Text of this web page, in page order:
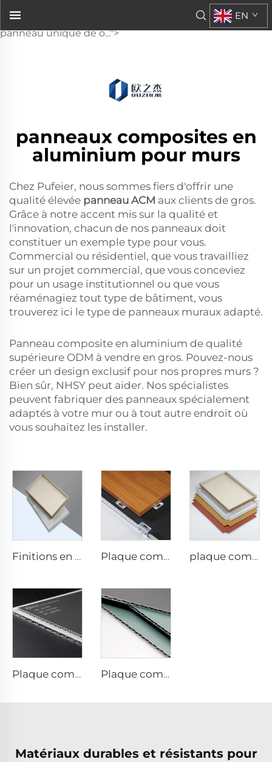
panneau acm pour les clients de gros. Avec notre
accent mis sur la qualité et l'innovation, chaque
panneau unique de o...">
EN
panneaux composites en
aluminium pour murs
Chez Pufeier, nous sommes fiers d'offrir une
qualité élevée panneau ACM aux clients de gros.
Grâce à notre accent mis sur la qualité et
l'innovation, chacun de nos panneaux doit
constituer un exemple type pour vous.
Commercial ou résidentiel, que vous travailliez
sur un projet commercial, que vous conceviez
pour un usage institutionnel ou que vous
réaménagiez tout type de bâtiment, vous
trouverez ici le type de panneaux muraux adapté.
Panneau composite en aluminium de qualité
supérieure ODM à vendre en gros. Pouvez-nous
créer un design exclusif pour nos propres murs ?
Bien sûr, NHSY peut aider. Nos spécialistes
peuvent fabriquer des panneaux spécialement
adaptés à votre mur ou à tout autre endroit où
vous souhaitez les installer.
Finitions en pierre acp - 4 mm x 1 220 mm x 2 440 mm Plaque composite ACP pour finitions bois - 4 mm x 1 220 mm x 2 440 mm plaque composite en aluminium de 4 mm - 4 mm 1220 mm x 2440 mm (122 cm x 244 cm)
Plaque composite aluminium finitions métalliques - 0,4 cm x 122 cm x 244 cm Plaque composite en aluminium finitions solides - 4 mm x 1 220 mm x 2 440 mm
Matériaux durables et résistants pour